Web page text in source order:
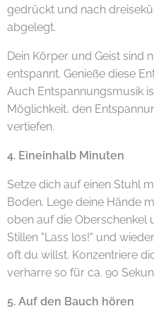
gedrückt und nach
abgelegt.
Dein Körper und Geist sind
entspannt. Genieße diese
Auch Entspannungsmusik
Möglichkeit, den
vertiefen.
4. Eineinhalb Minuten
Setze dich auf einen Stuhl
Boden. Lege deine Hände
oben auf die Oberschenkel
Stillen "Lass los!" und
oft du willst. Konzentriere
verharre so für ca. 90
5. Auf den Bauch hören